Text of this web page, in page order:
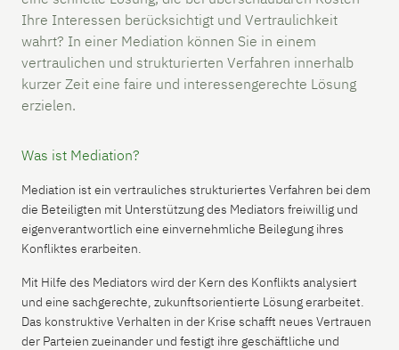
Ihre Interessen berücksichtigt und Vertraulichkeit
wahrt? In einer Mediation können Sie in einem
vertraulichen und strukturierten Verfahren innerhalb
kurzer Zeit eine faire und interessengerechte Lösung
erzielen.
Was ist Mediation?
Mediation ist ein vertrauliches strukturiertes Verfahren bei dem
die Beteiligten mit Unterstützung des Mediators freiwillig und
eigenverantwortlich eine einvernehmliche Beilegung ihres
Konfliktes erarbeiten.
Mit Hilfe des Mediators wird der Kern des Konflikts analysiert
und eine sachgerechte, zukunftsorientierte Lösung erarbeitet.
Das konstruktive Verhalten in der Krise schafft neues Vertrauen
der Parteien zueinander und festigt ihre geschäftliche und